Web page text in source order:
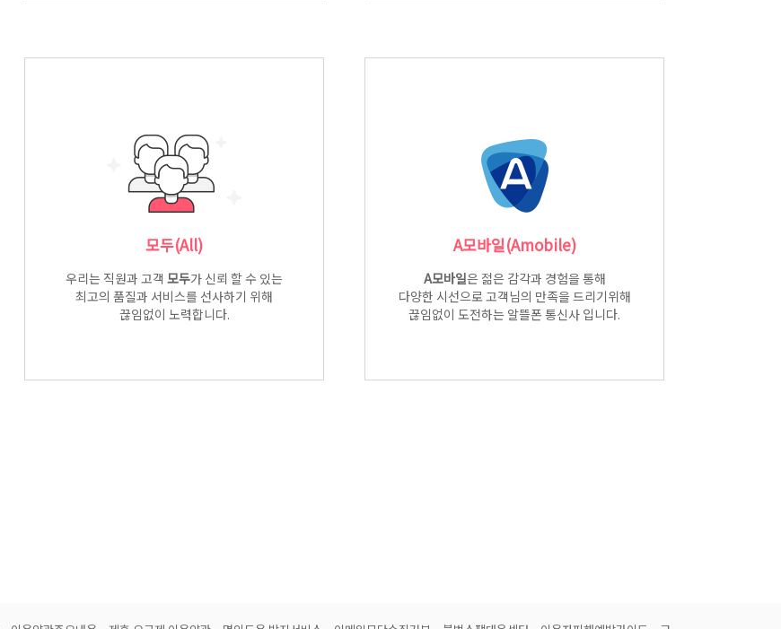
모두(All)
우리는 직원과 고객 모두가 신뢰 할 수 있는
최고의 품질과 서비스를 선사하기 위해
끊임없이 노력합니다.
A모바일(Amobile)
A모바일은 젊은 감각과 경험을 통해
다양한 시선으로 고객님의 만족을 드리기위해
끊임없이 도전하는 알뜰폰 통신사 입니다.